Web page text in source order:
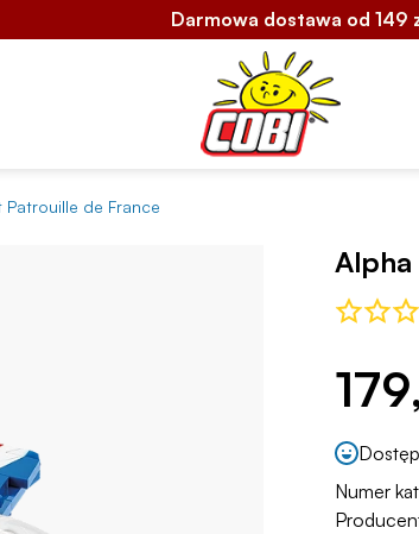
Darmowa dostawa od 149
Patrouille de France
Numer